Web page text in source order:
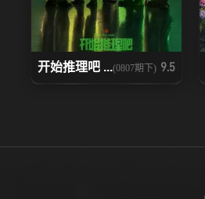
开始推理吧 ...(0807期下) 9.5